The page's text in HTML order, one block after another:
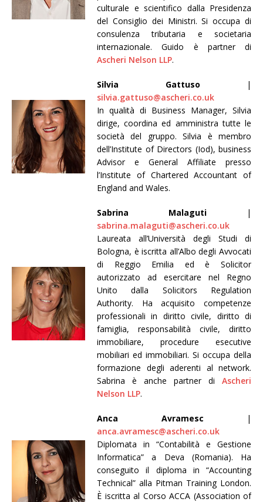
culturale e scientifico dalla Presidenza
del Consiglio dei Ministri. Si occupa di
consulenza tributaria e societaria
internazionale. Guido è partner di
Ascheri Nelson LLP.
Silvia Gattuso |
silvia.gattuso@ascheri.co.uk
In qualità di Business Manager, Silvia
dirige, coordina ed amministra tutte le
società del gruppo. Silvia è membro
dell’Institute of Directors (Iod), business
Advisor e General Affiliate presso
l’Institute of Chartered Accountant of
England and Wales.
Sabrina Malaguti |
sabrina.malaguti@ascheri.co.uk
Laureata all’Università degli Studi di
Bologna, è iscritta all’Albo degli Avvocati
di Reggio Emilia ed è Solicitor
autorizzato ad esercitare nel Regno
Unito dalla Solicitors Regulation
Authority. Ha acquisito competenze
professionali in diritto civile, diritto di
famiglia, responsabilità civile, diritto
immobiliare, procedure esecutive
mobiliari ed immobiliari. Si occupa della
formazione degli aderenti al network.
Sabrina è anche partner di Ascheri
Nelson LLP.
Anca Avramesc |
anca.avramesc@ascheri.co.uk
Diplomata in “Contabilità e Gestione
Informatica” a Deva (Romania). Ha
conseguito il diploma in “Accounting
Technical” alla Pitman Training London.
È iscritta al Corso ACCA (Association of